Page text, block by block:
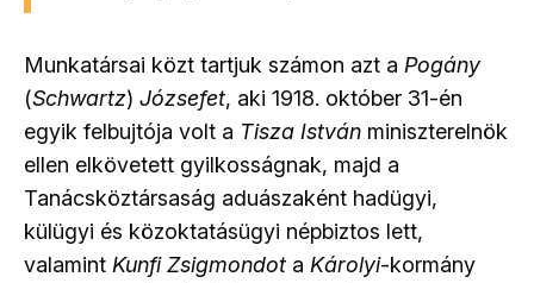
Munkatársai közt tartjuk számon azt a Pogány
(Schwartz) Józsefet, aki 1918. október 31-én
egyik felbujtója volt a Tisza István miniszterelnök
ellen elkövetett gyilkosságnak, majd a
Tanácsköztársaság aduászaként hadügyi,
külügyi és közoktatásügyi népbiztos lett,
valamint Kunfi Zsigmondot a Károlyi-kormány